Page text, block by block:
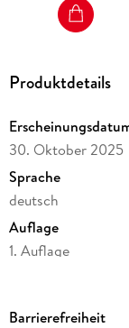
Produktdetails
30. Oktober 2025
Sprache
deutsch
Auflage
1. Auflage
Barrierefreiheit